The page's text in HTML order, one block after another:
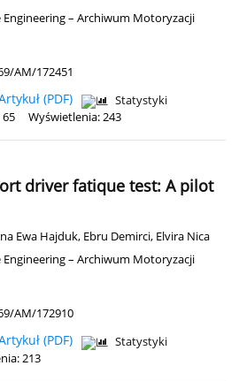
– Archiwum Motoryzacji
AM/172451
(PDF)
Statystyki
Wyświetlenia: 243
driver fatique test: A pilot
Ewa Hajduk, Ebru Demirci, Elvira Nica
– Archiwum Motoryzacji
AM/172910
(PDF)
Statystyki
213